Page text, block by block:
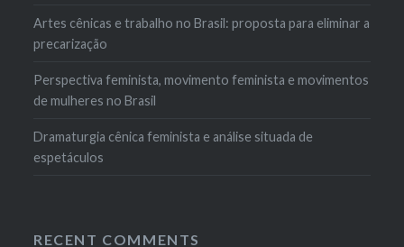
Artes cênicas e trabalho no Brasil: proposta para eliminar a
precarização
Perspectiva feminista, movimento feminista e movimentos
de mulheres no Brasil
Dramaturgia cênica feminista e análise situada de
espetáculos
RECENT COMMENTS